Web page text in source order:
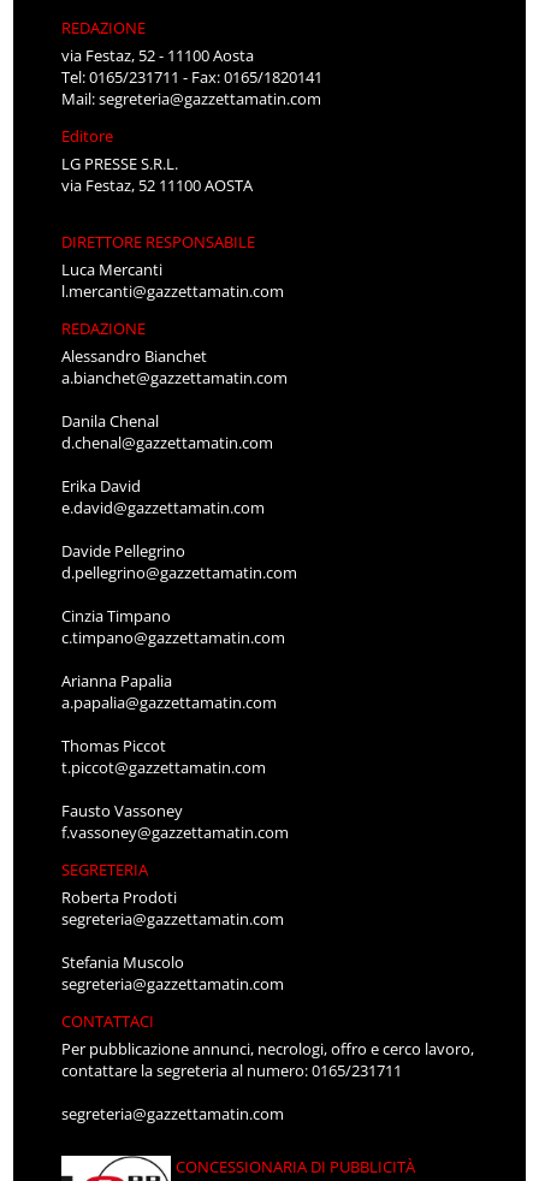
REDAZIONE
via Festaz, 52 - 11100 Aosta
Tel: 0165/231711 - Fax: 0165/1820141
Mail:segreteria@gazzettamatin.com
Editore
LG PRESSE S.R.L.
via Festaz, 52 11100 AOSTA
DIRETTORE RESPONSABILE
Luca Mercanti
l.mercanti@gazzettamatin.com
REDAZIONE
Alessandro Bianchet
a.bianchet@gazzettamatin.com
Danila Chenal
d.chenal@gazzettamatin.com
Erika David
e.david@gazzettamatin.com
Davide Pellegrino
d.pellegrino@gazzettamatin.com
Cinzia Timpano
c.timpano@gazzettamatin.com
Arianna Papalia
a.papalia@gazzettamatin.com
Thomas Piccot
t.piccot@gazzettamatin.com
Fausto Vassoney
f.vassoney@gazzettamatin.com
SEGRETERIA
Roberta Prodoti
segreteria@gazzettamatin.com
Stefania Muscolo
segreteria@gazzettamatin.com
CONTATTACI
Per pubblicazione annunci, necrologi, offro e cerco lavoro,
contattare la segreteria al numero: 0165/231711
segreteria@gazzettamatin.com
CONCESSIONARIA DI PUBBLICITÀ